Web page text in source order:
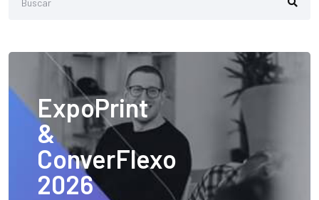
ExpoPrint
&
ConverFlexo
2026